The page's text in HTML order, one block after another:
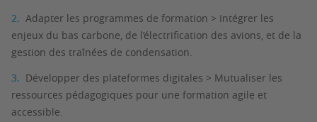
Adapter les programmes de formation > Intégrer les
enjeux du bas carbone, de l’électrification des avions, et de la
gestion des traînées de condensation.
Développer des plateformes digitales > Mutualiser les
ressources pédagogiques pour une formation agile et
accessible.